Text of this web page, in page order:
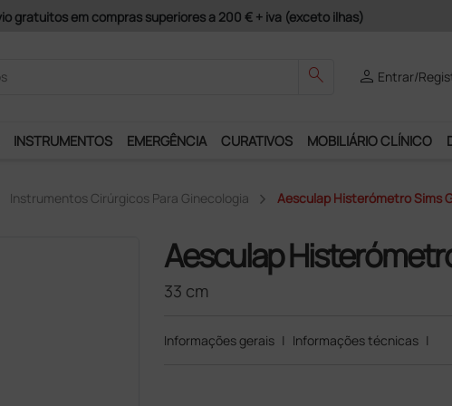
search person Entrar/
INSTRUMENTOS EMERGÊNCIA CURATIVOS MOBILIÁRIO CLÍNICO
Instrumentos Cirúrgicos Para Ginecologia Aesculap Histerómetro Sims
Aesculap
33 cm
Informações gerais | Informações técnicas |